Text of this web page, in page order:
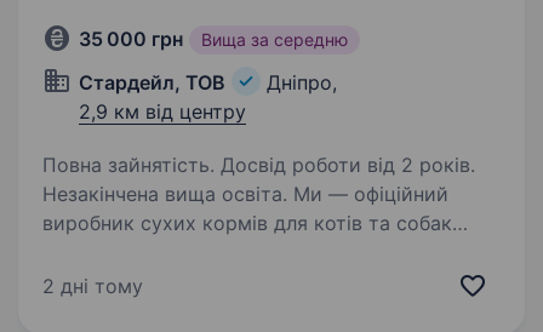
35 000 грн Вища за середню
Стардейл, ТОВ
Дніпро,
2,9 км від центру
Повна зайнятість. Досвід роботи від 2 років.
Незакінчена вища освіта. Ми — офіційний
виробник сухих кормів для котів та собак
та здоров’я для твоїх улюбленців. Ваші
2 дні тому